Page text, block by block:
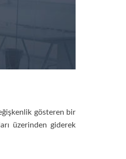
gösteren bir
üzerinden giderek